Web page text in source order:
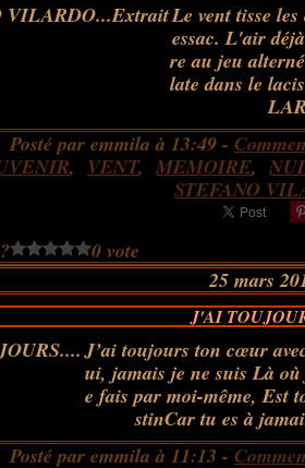
Le vent tisse
essac. L'air
re au jeu
late dans le
Posté par emmila à 13:49 -
, VENT, MEMOIRE,
STEFANO
0 vote
25 mars
J'AI
J’ai toujours ton cœur
ui, jamais je ne suis Là
e fais par moi-même, Est
stinCar tu es à
Posté par emmila à 11:13 -